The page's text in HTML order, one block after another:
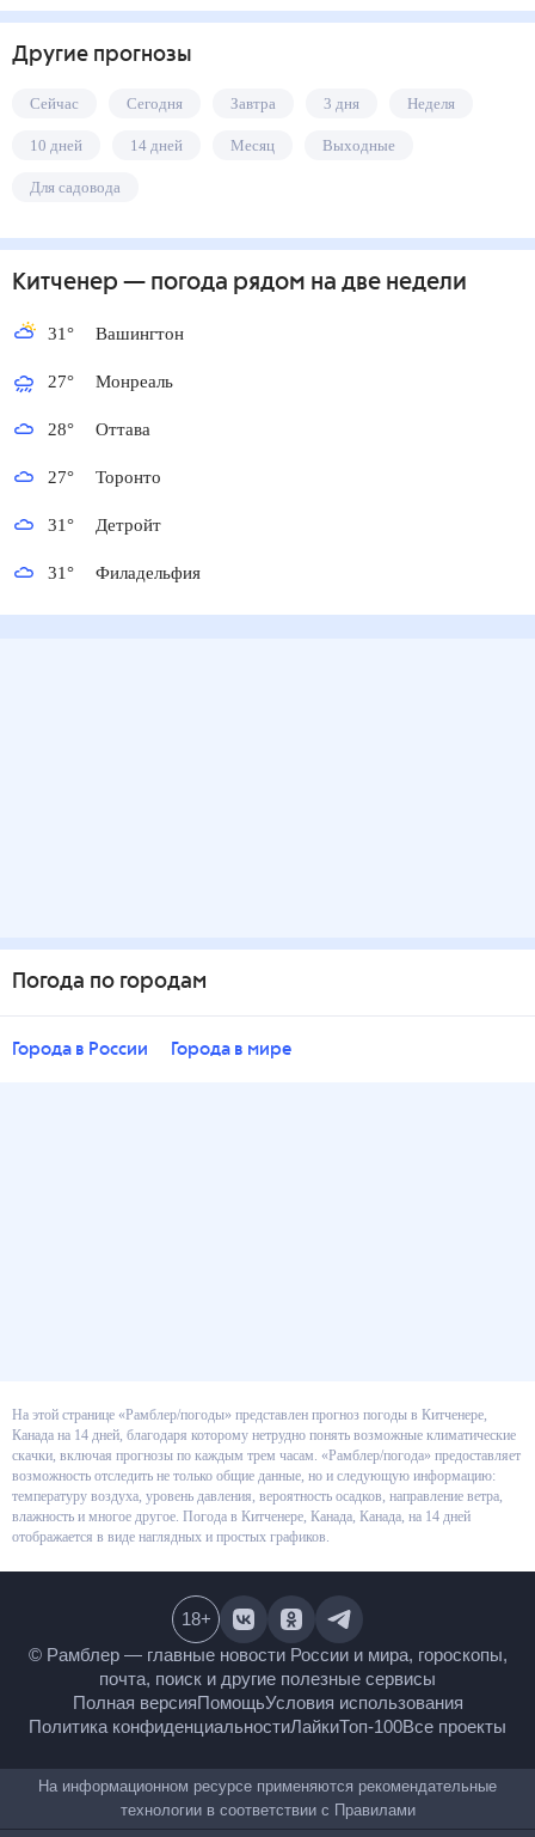
Другие прогнозы
Сейчас Сегодня Завтра 3 дня Неделя
10 дней 14 дней Месяц Выходные
Для садовода
Китченер — погода рядом на две недели
31° Вашингтон
27° Монреаль
28° Оттава
27° Торонто
31° Детройт
31° Филадельфия
Погода по городам
Города в России Города в мире
На этой странице «Рамблер/погоды» представлен прогноз погоды в
Китченере, Канада на 14 дней, благодаря которому нетрудно понять
возможные климатические скачки, включая прогнозы по каждым трем
часам. «Рамблер/погода» предоставляет возможность отследить не
только общие данные, но и следующую информацию: температуру
воздуха, уровень давления, вероятность осадков, направление ветра,
влажность и многое другое. Погода в Китченере, Канада, Канада, на 14
© Рамблер — главные новости России и мира,
гороскопы, почта, поиск и другие полезные сервисы
Полная версияПомощьУсловия использования
Все проекты
18+
На информационном ресурсе применяются